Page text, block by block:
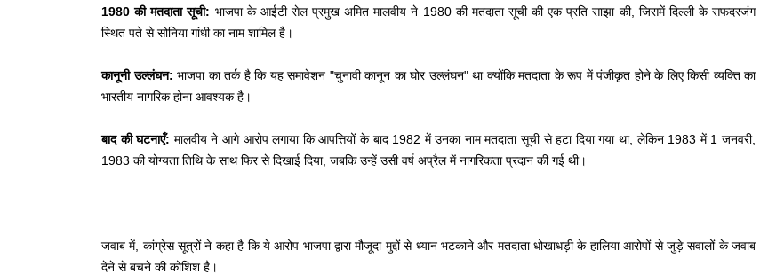
1980 की मतदाता सूची: भाजपा के आईटी सेल प्रमुख अमित मालवीय ने 1980 की मतदाता सूची की एक प्रति साझा की, जिसमें दिल्ली के सफदरजंग
स्थित पते से सोनिया गांधी का नाम शामिल है।
कानूनी उल्लंघन: भाजपा का तर्क है कि यह समावेशन "चुनावी कानून का घोर उल्लंघन" था क्योंकि मतदाता के रूप में पंजीकृत होने के लिए किसी व्यक्ति का
भारतीय नागरिक होना आवश्यक है।
बाद की घटनाएँ: मालवीय ने आगे आरोप लगाया कि आपत्तियों के बाद 1982 में उनका नाम मतदाता सूची से हटा दिया गया था, लेकिन 1983 में 1 जनवरी,
1983 की योग्यता तिथि के साथ फिर से दिखाई दिया, जबकि उन्हें उसी वर्ष अप्रैल में नागरिकता प्रदान की गई थी।
जवाब में, कांग्रेस सूत्रों ने कहा है कि ये आरोप भाजपा द्वारा मौजूदा मुद्दों से ध्यान भटकाने और मतदाता धोखाधड़ी के हालिया आरोपों से जुड़े सवालों के जवाब
देने से बचने की कोशिश है।